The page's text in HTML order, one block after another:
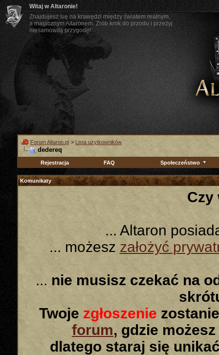
Witaj w Altaronie!
Znajdujesz się na krawędzi między światem realnym,
a magicznym Altaronem. Zrób krok do przodu i przeżyj
niesamowitą przygodę!
Forum Altaron.pl > Lista użytkowników
dedereq
Rejestracja FAQ Społeczeństwo
Komunikaty
Czy
... Altaron
... możeszzałożyć
... nie musisz czekać na
Twoje zgłoszenie
forum, gdzie
dlatego staraj się